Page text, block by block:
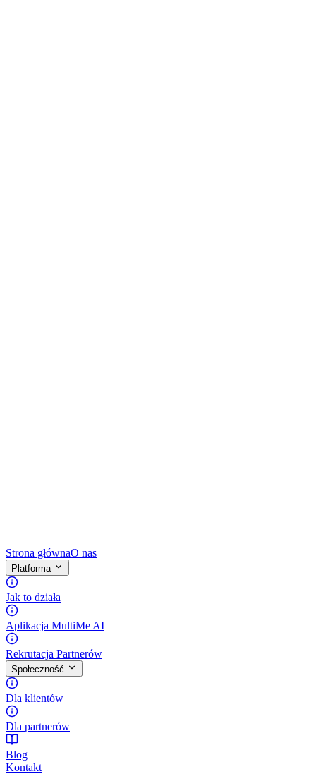
Strona głównaO nas
Platforma
Jak to działa
Aplikacja MultiMe AI
Rekrutacja Partnerów
Społeczność
Dla klientów
Dla partnerów
Blog
Kontakt